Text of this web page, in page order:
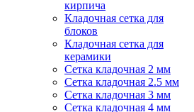
кирпича
Кладочная сетка для
блоков
Кладочная сетка для
керамики
Сетка кладочная 2 мм
Сетка кладочная 2.5 мм
Сетка кладочная 3 мм
Сетка кладочная 4 мм